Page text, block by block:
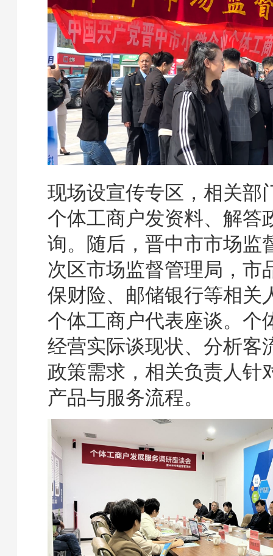
现场设宣传专区，相关部
个体工商户发资料、解答
询。随后，晋中市市场监
次区市场监督管理局，市
保财险、邮储银行等相关
个体工商户代表座谈。个
经营实际谈现状、分析客
政策需求，相关负责人针
产品与服务流程。